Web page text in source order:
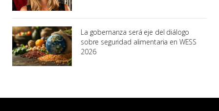
La gobernanza será eje del diálogo
sobre seguridad alimentaria en WESS
2026